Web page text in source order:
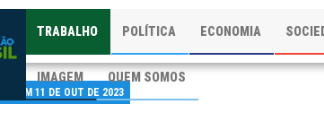
TRABALHO POLÍTICA ECONOMIA
IMAGEM QUEM SOMOS
EM 11 DE OUT DE 2023